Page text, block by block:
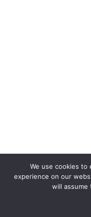
We use cookies
experience on our
will assume